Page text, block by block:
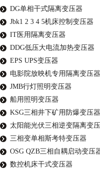
DG单相干式隔离变压器
Jbk1 2 3 4 5机床控制变压器
IT医用隔离变压器
DDG低压大电流加热变压器
EPS UPS变压器
电影院放映机专用隔离变压器
JMB行灯照明变压器
船用照明变压器
KSG三相井下矿用防爆变压器
太阳能光伏三相逆变隔离变
三相变单相斯考特变压器
OSG QZB三相自耦启动变压
数控机床干式变压器